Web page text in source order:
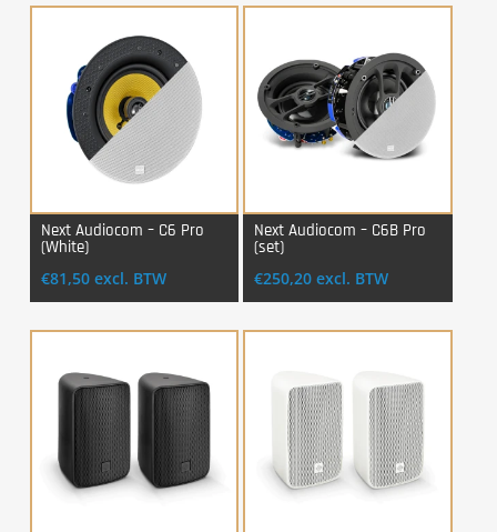
Login Voor Aankoop
Next Audiocom – C6 Pro
(White)
€81,50 excl. BTW
Login Voor Aankoop
Next Audiocom – C6B Pro
(set)
€250,20 excl. BTW